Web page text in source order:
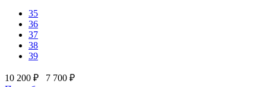
35
36
37
38
39
10 200 ₽
7 700 ₽